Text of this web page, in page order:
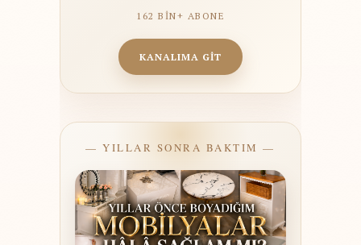
162 BİN+ ABONE
KANALIMA GİT
— YILLAR SONRA BAKTIM —